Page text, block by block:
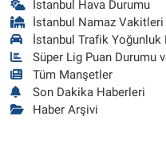
İstanbul Hava Durumu
İstanbul Namaz Vakitleri
İstanbul Trafik Yoğunluk
Süper Lig Puan Durumu
Tüm Manşetler
Son Dakika Haberleri
Haber Arşivi